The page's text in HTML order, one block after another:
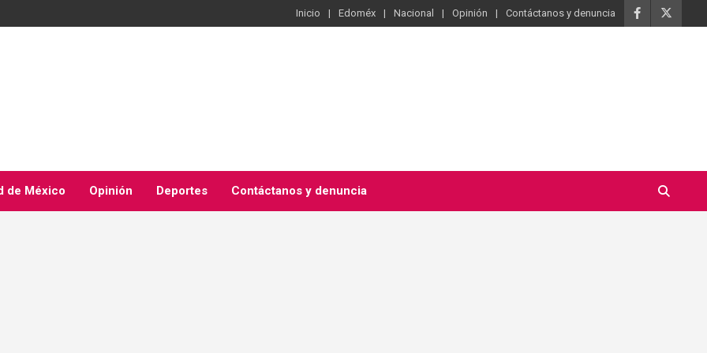
Inicio Edoméx Nacional Opinión Contáctanos y denuncia
de México Opinión Deportes Contáctanos y denuncia